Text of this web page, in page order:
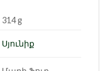
314 g
Սյունիք